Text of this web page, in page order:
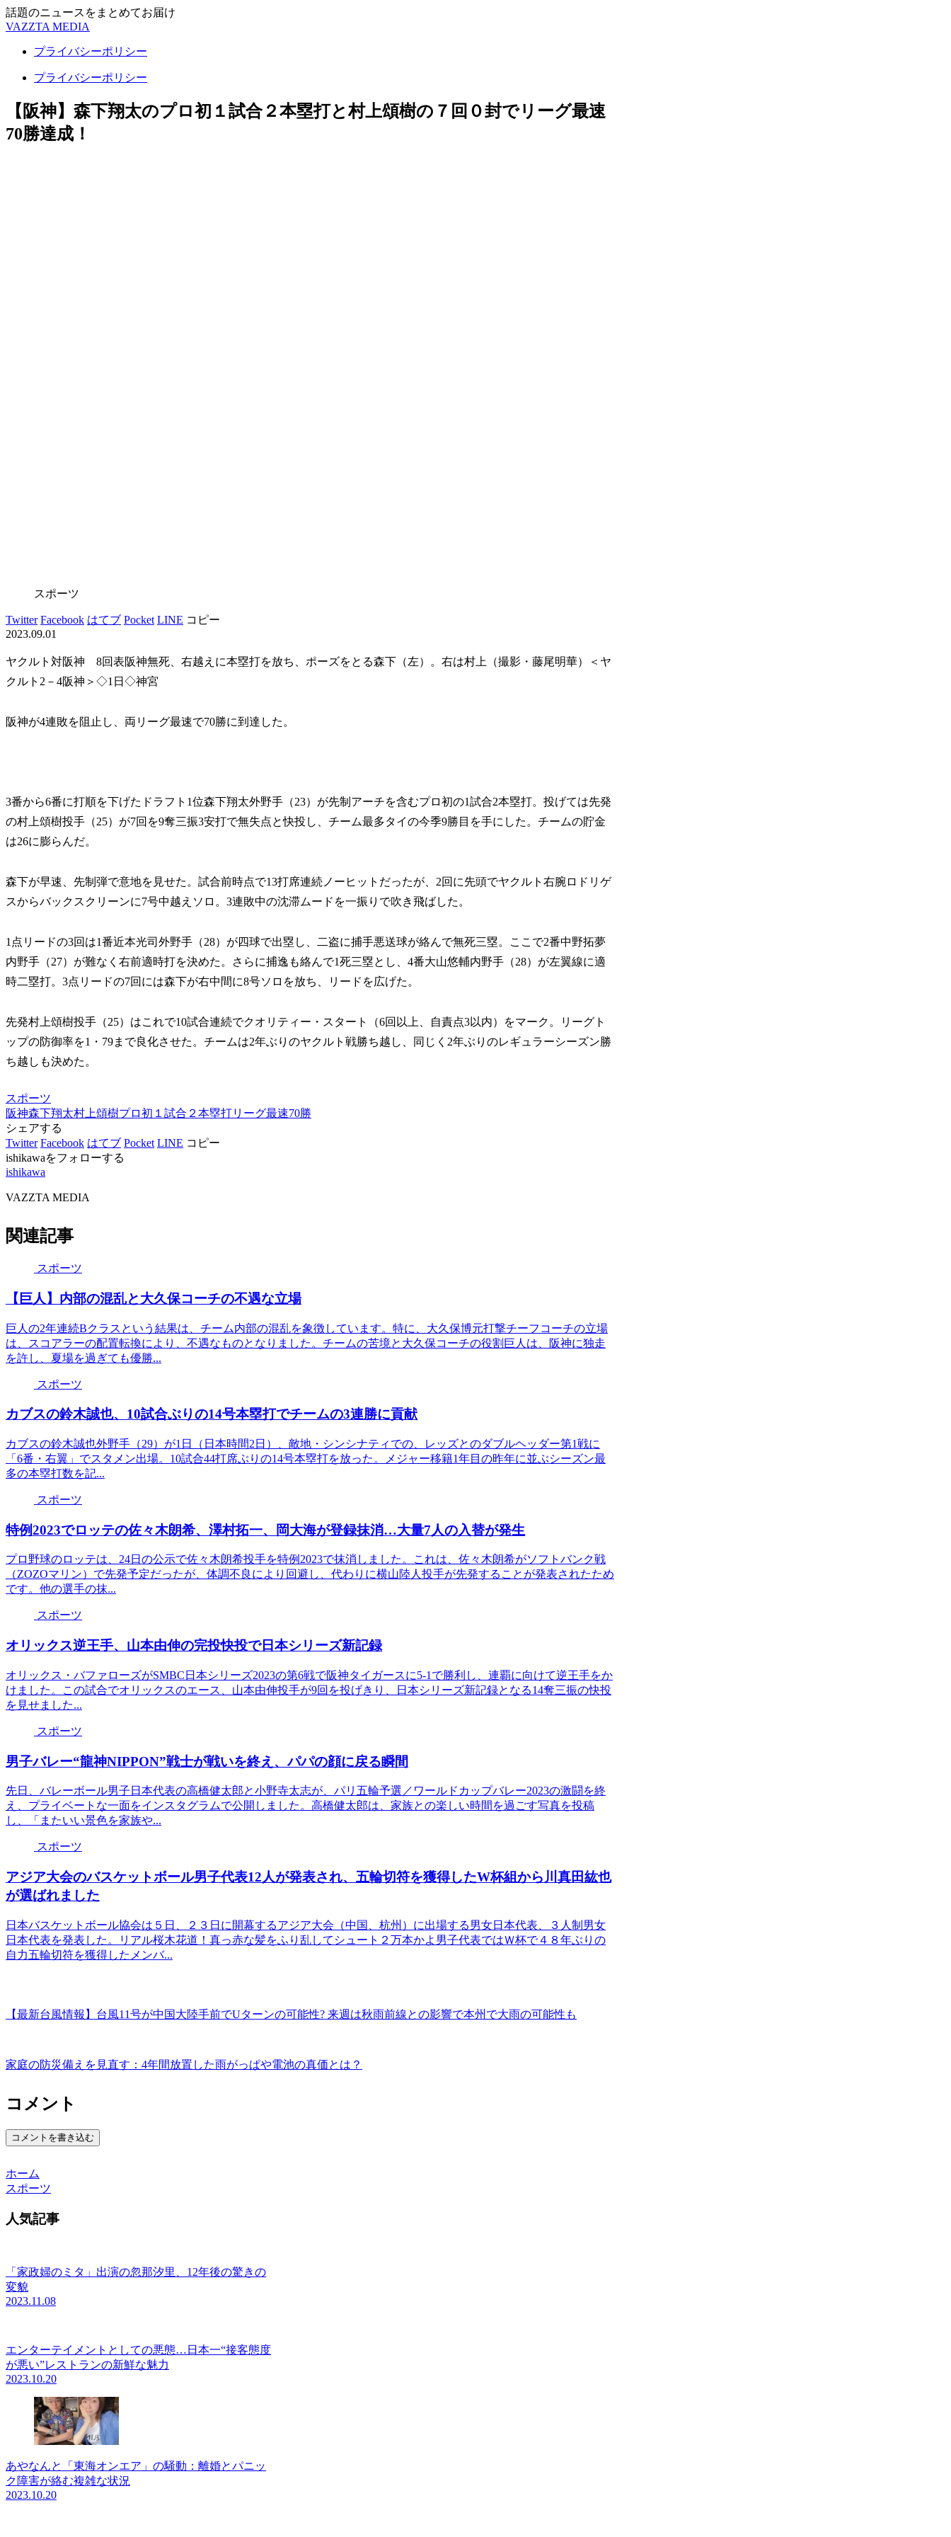
話題のニュースをまとめてお届け
VAZZTA MEDIA
プライバシーポリシー
プライバシーポリシー
【阪神】森下翔太のプロ初１試合２本塁打と村上頌樹の７回０封でリーグ最速
70勝達成！
スポーツ
Twitter Facebook はてブ Pocket LINE コピー
2023.09.01
ヤクルト対阪神 8回表阪神無死、右越えに本塁打を放ち、ポーズをとる森下（左）。右は村上（撮影・藤尾明華）＜ヤ
クルト2－4阪神＞◇1日◇神宮
阪神が4連敗を阻止し、両リーグ最速で70勝に到達した。
3番から6番に打順を下げたドラフト1位森下翔太外野手（23）が先制アーチを含むプロ初の1試合2本塁打。投げては先発
の村上頌樹投手（25）が7回を9奪三振3安打で無失点と快投し、チーム最多タイの今季9勝目を手にした。チームの貯金
は26に膨らんだ。
森下が早速、先制弾で意地を見せた。試合前時点で13打席連続ノーヒットだったが、2回に先頭でヤクルト右腕ロドリゲ
スからバックスクリーンに7号中越えソロ。3連敗中の沈滞ムードを一振りで吹き飛ばした。
1点リードの3回は1番近本光司外野手（28）が四球で出塁し、二盗に捕手悪送球が絡んで無死三塁。ここで2番中野拓夢
内野手（27）が難なく右前適時打を決めた。さらに捕逸も絡んで1死三塁とし、4番大山悠輔内野手（28）が左翼線に適
時二塁打。3点リードの7回には森下が右中間に8号ソロを放ち、リードを広げた。
先発村上頌樹投手（25）はこれで10試合連続でクオリティー・スタート（6回以上、自責点3以内）をマーク。リーグト
ップの防御率を1・79まで良化させた。チームは2年ぶりのヤクルト戦勝ち越し、同じく2年ぶりのレギュラーシーズン勝
ち越しも決めた。
スポーツ
阪神森下翔太村上頌樹プロ初１試合２本塁打リーグ最速70勝
シェアする
Twitter Facebook はてブ Pocket LINE コピー
ishikawaをフォローする
ishikawa
VAZZTA MEDIA
関連記事
スポーツ
【巨人】内部の混乱と大久保コーチの不遇な立場
巨人の2年連続Bクラスという結果は、チーム内部の混乱を象徴しています。特に、大久保博元打撃チーフコーチの立場
は、スコアラーの配置転換により、不遇なものとなりました。チームの苦境と大久保コーチの役割巨人は、阪神に独走
を許し、夏場を過ぎても優勝...
スポーツ
カブスの鈴木誠也、10試合ぶりの14号本塁打でチームの3連勝に貢献
カブスの鈴木誠也外野手（29）が1日（日本時間2日）、敵地・シンシナティでの、レッズとのダブルヘッダー第1戦に
「6番・右翼」でスタメン出場。10試合44打席ぶりの14号本塁打を放った。メジャー移籍1年目の昨年に並ぶシーズン最
多の本塁打数を記...
スポーツ
特例2023でロッテの佐々木朗希、澤村拓一、岡大海が登録抹消…大量7人の入替が発生
プロ野球のロッテは、24日の公示で佐々木朗希投手を特例2023で抹消しました。これは、佐々木朗希がソフトバンク戦
（ZOZOマリン）で先発予定だったが、体調不良により回避し、代わりに横山陸人投手が先発することが発表されたため
です。他の選手の抹...
スポーツ
オリックス逆王手、山本由伸の完投快投で日本シリーズ新記録
オリックス・バファローズがSMBC日本シリーズ2023の第6戦で阪神タイガースに5-1で勝利し、連覇に向けて逆王手をか
けました。この試合でオリックスのエース、山本由伸投手が9回を投げきり、日本シリーズ新記録となる14奪三振の快投
を見せました...
スポーツ
男子バレー“龍神NIPPON”戦士が戦いを終え、パパの顔に戻る瞬間
先日、バレーボール男子日本代表の高橋健太郎と小野寺太志が、パリ五輪予選／ワールドカップバレー2023の激闘を終
え、プライベートな一面をインスタグラムで公開しました。高橋健太郎は、家族との楽しい時間を過ごす写真を投稿
し、「またいい景色を家族や...
スポーツ
アジア大会のバスケットボール男子代表12人が発表され、五輪切符を獲得したW杯組から川真田紘也
が選ばれました
日本バスケットボール協会は５日、２３日に開幕するアジア大会（中国、杭州）に出場する男女日本代表、３人制男女
日本代表を発表した。リアル桜木花道！真っ赤な髪をふり乱してシュート２万本かよ男子代表ではＷ杯で４８年ぶりの
自力五輪切符を獲得したメンバ...
【最新台風情報】台風11号が中国大陸手前でUターンの可能性? 来週は秋雨前線との影響で本州で大雨の可能性も
家庭の防災備えを見直す：4年間放置した雨がっぱや電池の真価とは？
コメント
コメントを書き込む
ホーム
スポーツ
人気記事
「家政婦のミタ」出演の忽那汐里、12年後の驚きの
変貌
2023.11.08
エンターテイメントとしての悪態…日本一“接客態度
が悪い”レストランの新鮮な魅力
2023.10.20
あやなんと「東海オンエア」の騒動：離婚とパニッ
ク障害が絡む複雑な状況
2023.10.20